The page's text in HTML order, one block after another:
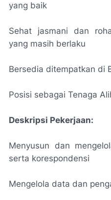
yang baik
Sehat jasmani dan
yang masih berlaku
Bersedia ditempatkan di
Posisi sebagai Tenaga
Deskripsi Pekerjaan:
Menyusun dan
serta korespondensi
Mengelola data dan